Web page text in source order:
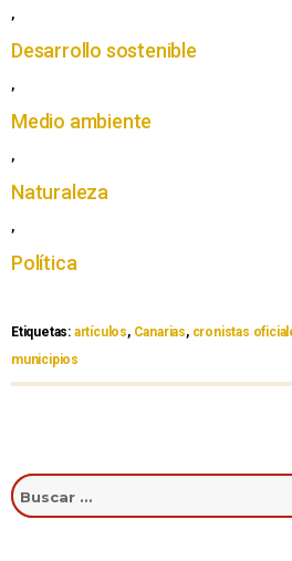
,
Desarrollo sostenible
,
Medio ambiente
,
Naturaleza
,
Política
Etiquetas: artículos, Canarias, cronistas
municipios